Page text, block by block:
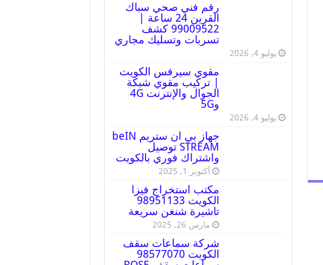
رقم فني صحي سباك
القرين 24 ساعة |
99009522 كشف
تسربات وتسليك مجاري
يوليو 4, 2026
مقوي سيرفس الكويت
| تركيب مقوي شبكة
الجوال والإنترنت 4G
و5G
يوليو 4, 2026
جهاز بي ان ستريم beIN
STREAM توصيل
واشتراك فوري بالكويت
أكتوبر 1, 2025
مكتب استخراج فيزا
الكويت 98951133
تاشيرة شنغن سريعة
مارس 26, 2025
شركة سماعات سقف
الكويت 98577070